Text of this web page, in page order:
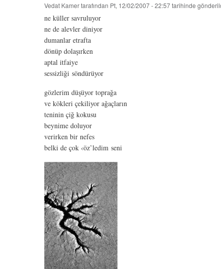
Vedat Kamertarafından Pt, 12/02/2007 - 22:57tarihinde
ne küller savruluyor
ne de alevler diniyor
dumanlar etrafta
dönüp dolaşırken
aptal itfaiye
sessizliği söndürüyor
gözlerim düşüyor toprağa
ve kökleri çekiliyor ağaçların
teninin çiğ kokusu
beynime doluyor
verirken bir nefes
belki de çok ‹öz’ledim seni